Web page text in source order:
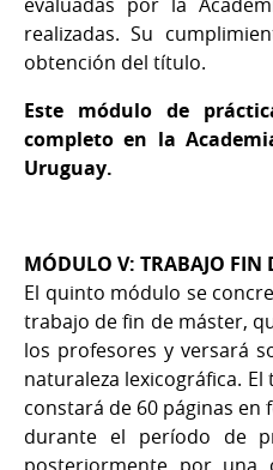
realizadas. Su
obtención del título.
Este módulo de
completo en la
Uruguay.
MÓDULO V: TRABAJO FIN
El quinto módulo se
trabajo de fin de máster,
los profesores y versará
naturaleza lexicográfica.
constará de 60 páginas en
durante el período de